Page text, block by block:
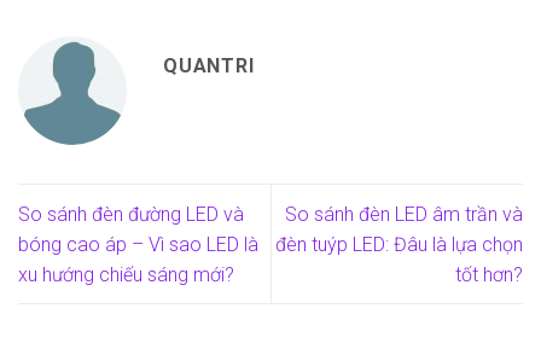
QUANTRI
So sánh đèn đường LED và
bóng cao áp – Vì sao LED là
xu hướng chiếu sáng mới?
So sánh đèn LED âm trần và
đèn tuýp LED: Đâu là lựa chọn
tốt hơn?